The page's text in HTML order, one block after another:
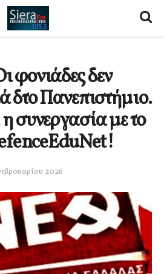
δεν
δτο Πανεπιστήμιο.
συνεργασία με το
2026